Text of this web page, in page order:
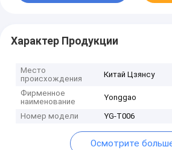
Характер Продукции
Место
происхождения
Китай Цзянсу
Фирменное
наименование
Yonggao
Номер модели YG-T006
Осмотрите